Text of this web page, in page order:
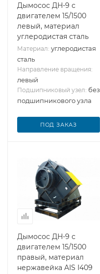
Дымосос ДН-9 с
двигателем 15/1500
левый, материал
углеродистая сталь
Материал: углеродистая
сталь
Направление вращения:
левый
Подшипниковый узел: без
подшипникового узла
ПОД ЗАКАЗ
Дымосос ДН-9 с
двигателем 15/1500
правый, материал
нержавейка AIS I409